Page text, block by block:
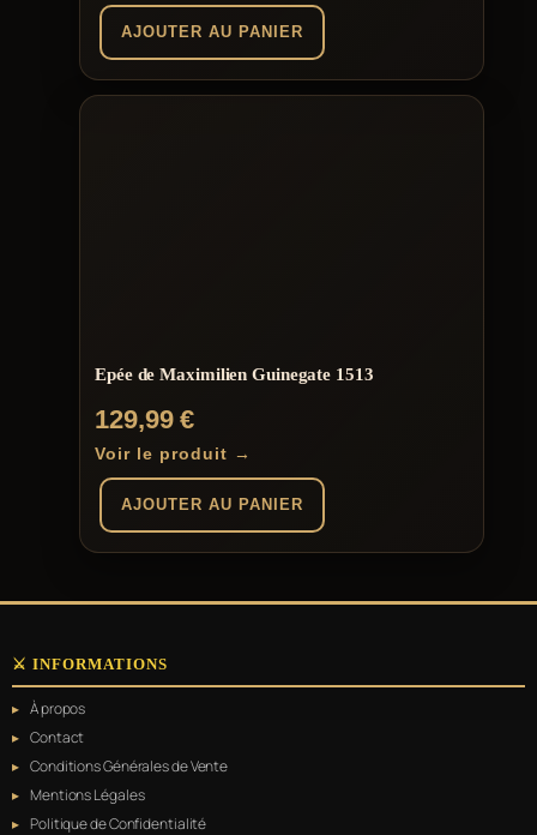
AJOUTER AU PANIER
Epée de Maximilien Guinegate 1513
129,99€
Voir le produit →
AJOUTER AU PANIER
⚔️ INFORMATIONS
À propos
Contact
Conditions Générales de Vente
Mentions Légales
Politique de Confidentialité